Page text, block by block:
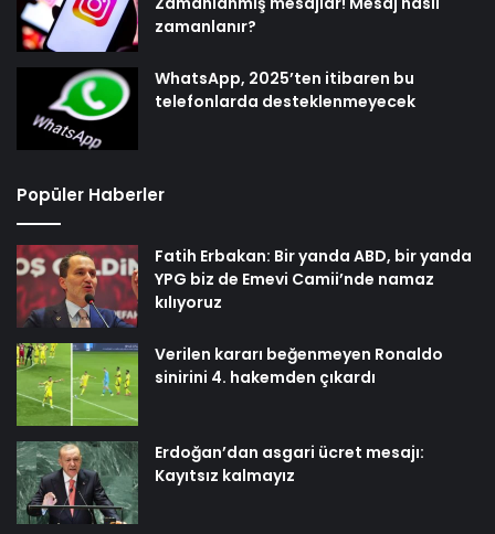
zamanlanır?
WhatsApp, 2025’ten itibaren bu
telefonlarda desteklenmeyecek
Popüler Haberler
Fatih Erbakan: Bir yanda ABD, bir yanda
YPG biz de Emevi Camii’nde namaz
kılıyoruz
Verilen kararı beğenmeyen Ronaldo
sinirini 4. hakemden çıkardı
Erdoğan’dan asgari ücret mesajı:
Kayıtsız kalmayız